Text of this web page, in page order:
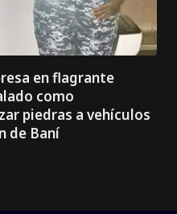
en flagrante
como
piedras a vehículos
de Baní